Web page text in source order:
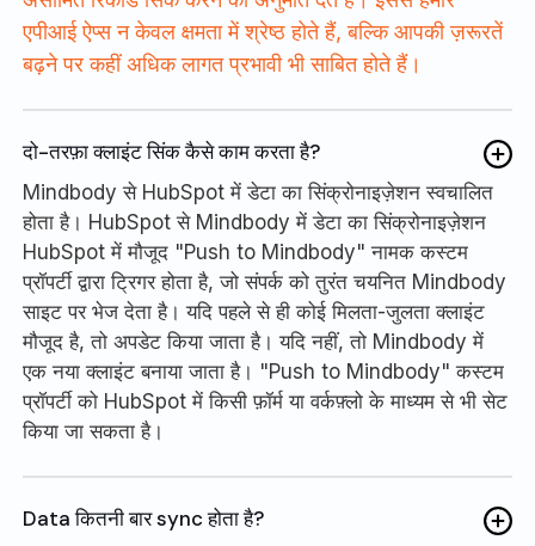
एपीआई ऐप्स न केवल क्षमता में श्रेष्ठ होते हैं, बल्कि आपकी ज़रूरतें
बढ़ने पर कहीं अधिक लागत प्रभावी भी साबित होते हैं।
दो-तरफ़ा क्लाइंट सिंक कैसे काम करता है?
Mindbody से HubSpot में डेटा का सिंक्रोनाइज़ेशन स्वचालित
होता है। HubSpot से Mindbody में डेटा का सिंक्रोनाइज़ेशन
HubSpot में मौजूद "Push to Mindbody" नामक कस्टम
प्रॉपर्टी द्वारा ट्रिगर होता है, जो संपर्क को तुरंत चयनित Mindbody
साइट पर भेज देता है। यदि पहले से ही कोई मिलता-जुलता क्लाइंट
मौजूद है, तो अपडेट किया जाता है। यदि नहीं, तो Mindbody में
एक नया क्लाइंट बनाया जाता है। "Push to Mindbody" कस्टम
प्रॉपर्टी को HubSpot में किसी फ़ॉर्म या वर्कफ़्लो के माध्यम से भी सेट
किया जा सकता है।
Data कितनी बार sync होता है?